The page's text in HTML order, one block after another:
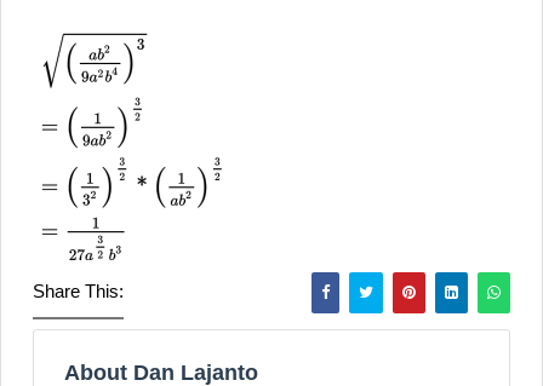
Share This:
About Dan Lajanto